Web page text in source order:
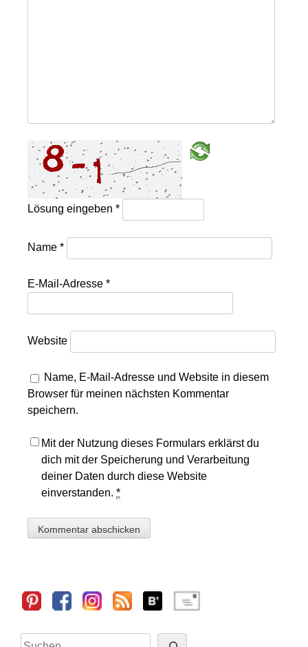
Lösung eingeben*
Name*
E-Mail-Adresse*
Website
Name, E-Mail-Adresse und Website in diesem
Browser für meinen nächsten Kommentar
speichern.
Mit der Nutzung dieses Formulars erklärst du
dich mit der Speicherung und Verarbeitung
deiner Daten durch diese Website
einverstanden.*
Sidebar
Suchen